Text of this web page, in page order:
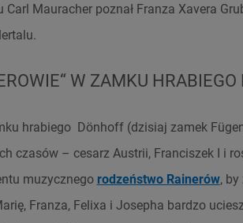
Mauracher poznał Franza Xavera
W ZAMKU HRABIEGO
hrabiego Dönhoff (dzisiaj zamek
czasów – cesarz Austrii, Franciszek I i
muzycznego rodzeństwo Rainerów, by
Franza, Felixa i Josepha bardzo